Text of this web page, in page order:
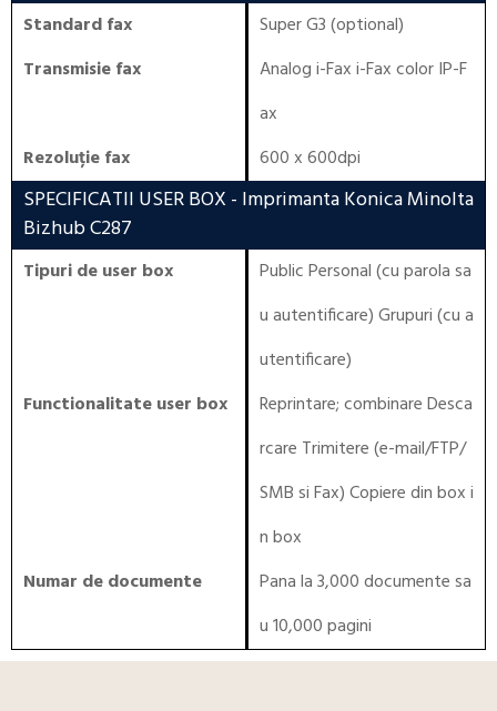
Standard fax
Super G3 (optional)
Transmisie fax
Analog i-Fax i-Fax color IP-F
ax
Rezoluție fax
600 x 600dpi
SPECIFICATII USER BOX - Imprimanta Konica Minolta
Bizhub C287
Tipuri de user box
Public Personal (cu parola sa
u autentificare) Grupuri (cu a
utentificare)
Functionalitate user box
Reprintare; combinare Desca
rcare Trimitere (e-mail/FTP/
SMB si Fax) Copiere din box i
n box
Numar de documente
Pana la 3,000 documente sa
u 10,000 pagini